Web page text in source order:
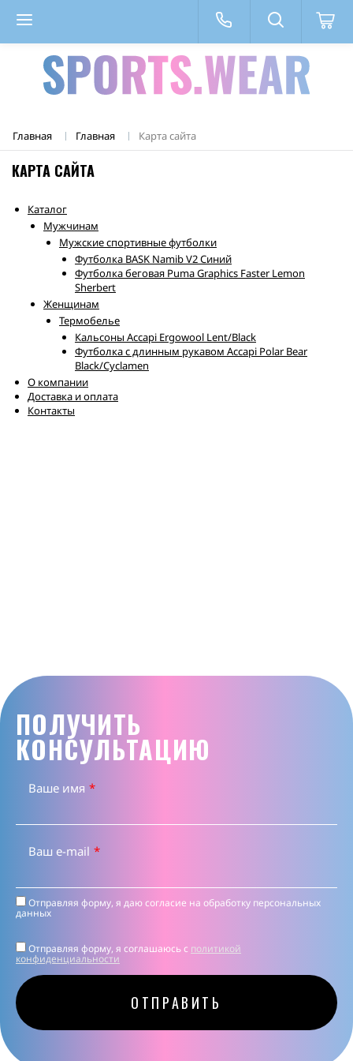
Главная Главная Карта сайта
КАРТА САЙТА
Каталог
Мужчинам
Мужские спортивные футболки
Футболка BASK Namib V2 Синий
Футболка беговая Puma Graphics Faster Lemon
Sherbert
Женщинам
Термобелье
Кальсоны Accapi Ergowool Lent/Black
Футболка с длинным рукавом Accapi Polar Bear
Black/Cyclamen
О компании
Доставка и оплата
Контакты
ПОЛУЧИТЬ
КОНСУЛЬТАЦИЮ
Ваше имя *
Ваш e-mail *
Отправляя форму, я соглашаюсь c политикой
конфиденциальности
Отправляя форму, я даю согласие на обработку персональных
данных